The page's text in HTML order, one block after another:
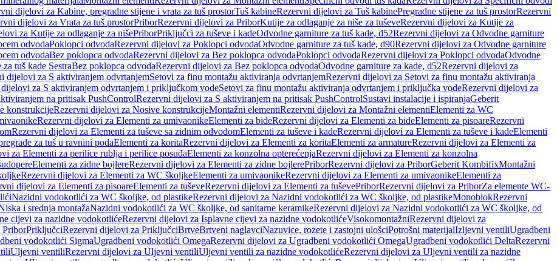
dijelovi za Kabine, pregradne stijene i vrata za tuš prostorTuš kabineRezervni dijelovi za Tuš kabinePregradne stijene za tuš prostorRezervni
dijelovi za Vrata za tuš prostorPriborRezervni dijelovi za PriborKutije za odlaganje za niše za tuševeRezervni dijelovi za Kutije za
za Kutije za odlaganje za nišePriborPriključci za tuševe i kadeOdvodne garniture za tuš kade, d52Rezervni dijelovi za Odvodne garniture
odvodaPoklopci odvodaRezervni dijelovi za Poklopci odvodaOdvodne garniture za tuš kade, d90Rezervni dijelovi za Odvodne garniture
odvodaBez poklopca odvodaRezervni dijelovi za Bez poklopca odvodaPoklopci odvodaRezervni dijelovi za Poklopci odvodaOdvodne
tuš kade SestraBez poklopca odvodaRezervni dijelovi za Bez poklopca odvodaOdvodne garniture za kade, d52Rezervni dijelovi za
dijelovi za S aktiviranjem odvrtanjemSetovi za finu montažu aktiviranja odvrtanjemRezervni dijelovi za Setovi za finu montažu aktiviranja
za S aktiviranjem odvrtanjem i priključkom vodeSetovi za finu montažu aktiviranja odvrtanjem i priključka vodeRezervni dijelovi za
na pritisak PushControlRezervni dijelovi za S aktiviranjem na pritisak PushControlSustavi instalacije i ispiranjaGeberit
konstrukcijeRezervni dijelovi za Nosive konstrukcijeMontažni elementiRezervni dijelovi za Montažni elementiElementi za WC
Rezervni dijelovi za Elementi za umivaonikeElementi za bideRezervni dijelovi za Elementi za bideElementi za pisoareRezervni
Rezervni dijelovi za Elementi za tuševe sa zidnim odvodomElementi za tuševe i kadeRezervni dijelovi za Elementi za tuševe i kadeElementi
za tuš u ravnini podaElementi za koritaRezervni dijelovi za Elementi za koritaElementi za armatureRezervni dijelovi za Elementi za
za Elementi za perilice rublja i perilice posuđaElementi za konzolna opterećenjaRezervni dijelovi za Elementi za konzolna
Elementi za zidne bojlereRezervni dijelovi za Elementi za zidne bojlerePriborRezervni dijelovi za PriborGeberit KombifixMontažni
Rezervni dijelovi za Elementi za WC školjkeElementi za umivaonikeRezervni dijelovi za Elementi za umivaonikeElementi za
dijelovi za Elementi za pisoareElementi za tuševeRezervni dijelovi za Elementi za tuševePriborRezervni dijelovi za PriborZa elemente WC-
Nazidni vodokotlići za WC školjke, od plastikeRezervni dijelovi za Nazidni vodokotlići za WC školjke, od plastikeMonoblokRezervni
i srednja montažaNazidni vodokotlići za WC školjke, od sanitarne keramikeRezervni dijelovi za Nazidni vodokotlići za WC školjke, od
cijevi za nazidne vodokotlićeRezervni dijelovi za Isplavne cijevi za nazidne vodokotlićeVisokomontažniRezervni dijelovi za
PriborPriključciRezervni dijelovi za PriključciBrtveBrtveni naglavciNazuvice, rozete i zastojni ulošciPotrošni materijalIzljevni ventiliUgradbeni
vodokotlići SigmaUgradbeni vodokotlići OmegaRezervni dijelovi za Ugradbeni vodokotlići OmegaUgradbeni vodokotlići DeltaRezervni
Uljevni ventiliRezervni dijelovi za Uljevni ventiliUljevni ventili za nazidne vodokotlićeRezervni dijelovi za Uljevni ventili za nazidne